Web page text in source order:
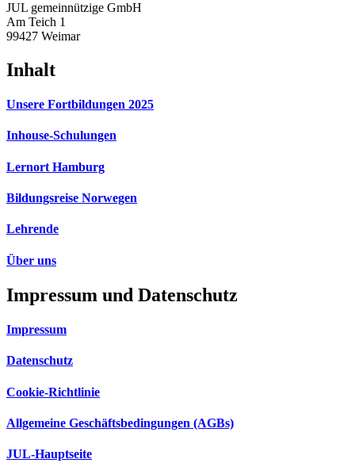
JUL gemeinnützige GmbH
Am Teich 1
99427 Weimar
Inhalt
Unsere Fortbildungen 2025
Inhouse-Schulungen
Lernort Hamburg
Bildungsreise Norwegen
Lehrende
Über uns
Impressum und Datenschutz
Impressum
Datenschutz
Cookie-Richtlinie
Allgemeine Geschäftsbedingungen (AGBs)
JUL-Hauptseite